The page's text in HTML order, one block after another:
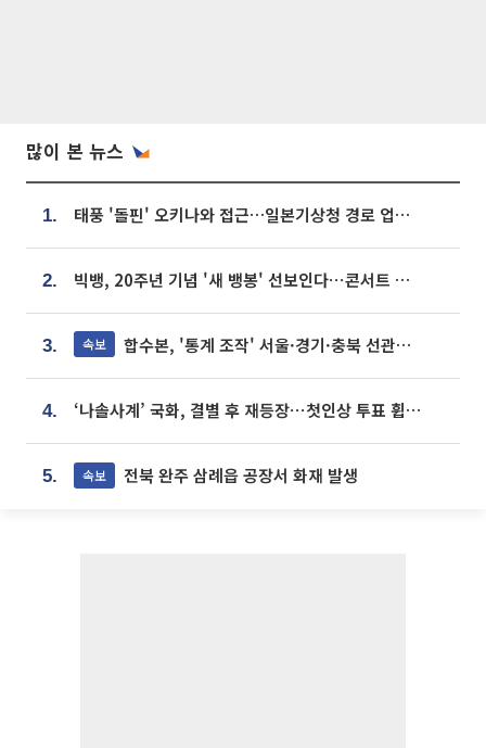
많이 본 뉴스
1. 태풍 '돌핀' 오키나와 접근…일본기상청 경로 업데이트
2. 빅뱅, 20주년 기념 '새 뱅봉' 선보인다⋯콘서트 앞두고 팝업 개최
3. 속보 합수본, '통계 조작' 서울·경기·충북 선관위 등 추가 압수수색
4. ‘나솔사계’ 국화, 결별 후 재등장⋯첫인상 투표 휩쓸고 ‘인기녀’ 등극
5. 속보 전북 완주 삼례읍 공장서 화재 발생